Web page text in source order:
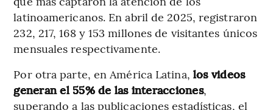
latinoamericanos. En abril de 2025, registraron
232, 217, 168 y 153 millones de visitantes únicos
mensuales respectivamente.
Por otra parte, en América Latina, los videos
generan el 55% de las interacciones,
superando a las publicaciones estadísticas, el